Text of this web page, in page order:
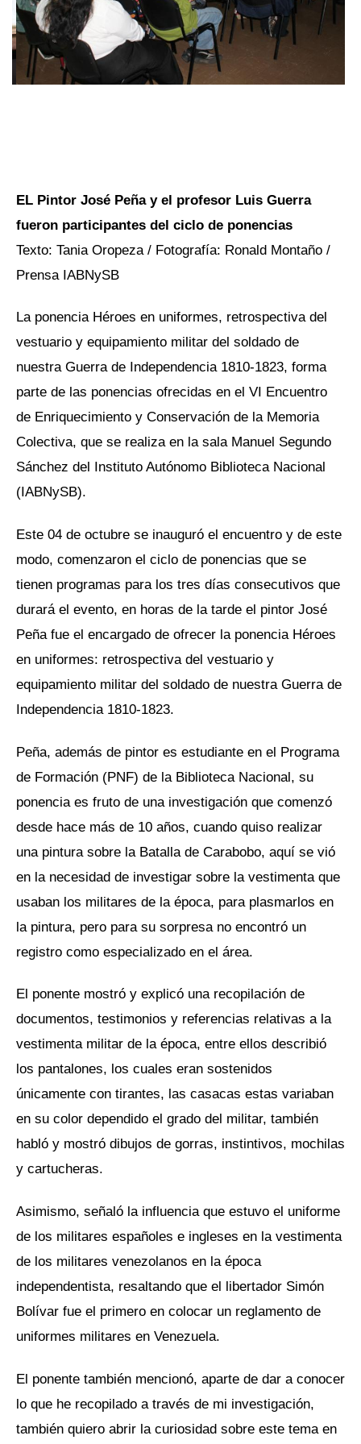
EL Pintor José Peña y el profesor Luis Guerra
fueron participantes del ciclo de ponencias
Texto: Tania Oropeza / Fotografía: Ronald Montaño /
Prensa IABNySB
La ponencia Héroes en uniformes, retrospectiva del
vestuario y equipamiento militar del soldado de
nuestra Guerra de Independencia 1810-1823, forma
parte de las ponencias ofrecidas en el VI Encuentro
de Enriquecimiento y Conservación de la Memoria
Colectiva, que se realiza en la sala Manuel Segundo
Sánchez del Instituto Autónomo Biblioteca Nacional
(IABNySB).
Este 04 de octubre se inauguró el encuentro y de este
modo, comenzaron el ciclo de ponencias que se
tienen programas para los tres días consecutivos que
durará el evento, en horas de la tarde el pintor José
Peña fue el encargado de ofrecer la ponencia Héroes
en uniformes: retrospectiva del vestuario y
equipamiento militar del soldado de nuestra Guerra de
Independencia 1810-1823.
Peña, además de pintor es estudiante en el Programa
de Formación (PNF) de la Biblioteca Nacional, su
ponencia es fruto de una investigación que comenzó
desde hace más de 10 años, cuando quiso realizar
una pintura sobre la Batalla de Carabobo, aquí se vió
en la necesidad de investigar sobre la vestimenta que
usaban los militares de la época, para plasmarlos en
la pintura, pero para su sorpresa no encontró un
registro como especializado en el área.
El ponente mostró y explicó una recopilación de
documentos, testimonios y referencias relativas a la
vestimenta militar de la época, entre ellos describió
los pantalones, los cuales eran sostenidos
únicamente con tirantes, las casacas estas variaban
en su color dependido el grado del militar, también
habló y mostró dibujos de gorras, instintivos, mochilas
y cartucheras.
Asimismo, señaló la influencia que estuvo el uniforme
de los militares españoles e ingleses en la vestimenta
de los militares venezolanos en la época
independentista, resaltando que el libertador Simón
Bolívar fue el primero en colocar un reglamento de
uniformes militares en Venezuela.
El ponente también mencionó, aparte de dar a conocer
lo que he recopilado a través de mi investigación,
también quiero abrir la curiosidad sobre este tema en